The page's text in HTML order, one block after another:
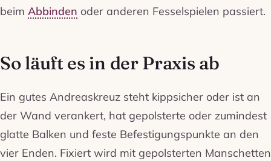
beim Abbinden oder anderen Fesselspielen passiert.
So läuft es in der Praxis ab
Ein gutes Andreaskreuz steht kippsicher oder ist an
der Wand verankert, hat gepolsterte oder zumindest
glatte Balken und feste Befestigungspunkte an den
vier Enden. Fixiert wird mit gepolsterten Manschetten